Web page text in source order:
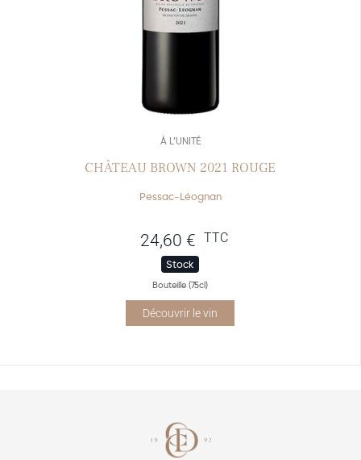
À L’UNITÉ
CHÂTEAU BROWN 2021 ROUGE
Pessac-Léognan
24,60 € TTC
Stock
Bouteille (75cl)
Découvrir le vin